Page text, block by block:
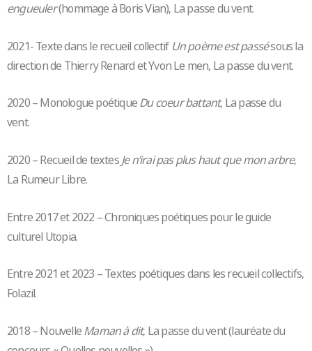
engueuler(hommage à Boris Vian), La passe du vent.
2021- Texte dans le recueil collectif Un poème est passésous la
direction de Thierry Renard et Yvon Le men, La passe du vent.
2020 – Monologue poétiqueDu coeur battant, La passe du
vent.
2020 – Recueil de textesJe n’irai pas plus haut que mon arbre,
La Rumeur Libre.
Entre 2017 et 2022 – Chroniques poétiques pour le guide
culturel Utopia.
Entre 2021 et 2023 – Textes poétiques dans les recueil collectifs,
Folazil.
2018 – NouvelleMaman à dit, La passe du vent (lauréate du